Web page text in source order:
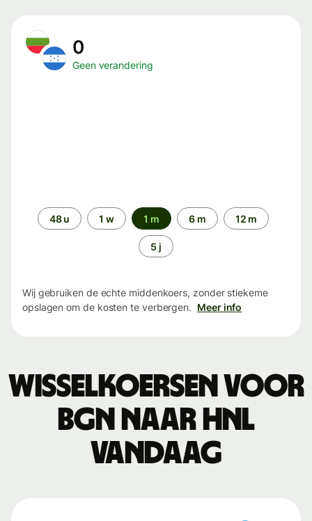
0
Geen verandering
Periode48 u 1 w 1 m 6 m 12 m
5 j
Wij gebruiken de echte middenkoers, zonder stiekeme
opslagen om de kosten te verbergen. Meer info
Wisselkoersen voor
BGN naar HNL
vandaag